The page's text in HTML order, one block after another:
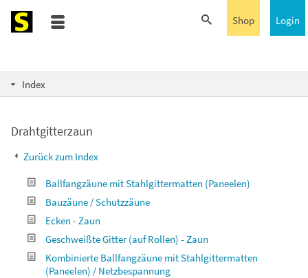
Login
Shop
Index
Drahtgitterzaun
Zurück zum Index
Ballfangzäune mit Stahlgittermatten (Paneelen)
Bauzäune / Schutzzäune
Ecken - Zaun
Geschweißte Gitter (auf Rollen) - Zaun
Kombinierte Ballfangzäune mit Stahlgittermatten
(Paneelen) / Netzbespannung